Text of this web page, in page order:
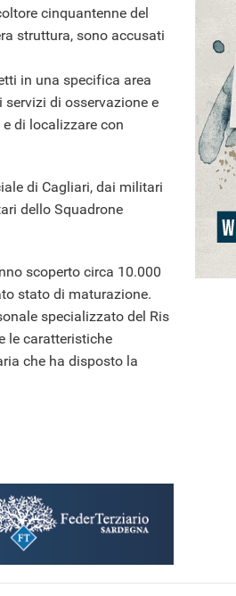
cinquantenne del
struttura, sono accusati
in una specifica area
di osservazione e
di localizzare con
di Cagliari, dai militari
dello Squadrone
scoperto circa 10.000
stato di maturazione.
specializzato del Ris
le caratteristiche
che ha disposto la